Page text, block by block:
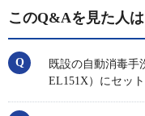
このQ&Aを見た人
既設の自動消毒手
EL151X）にセッ